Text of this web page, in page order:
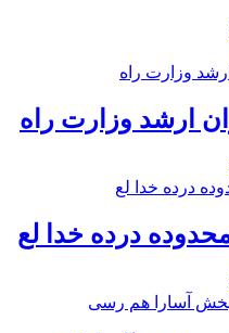
ارشد وزارت راه
درده خدا لع